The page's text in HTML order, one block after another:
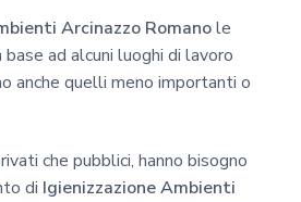
Arcinazzo Romanole
ad alcuni luoghi di lavoro
anche quelli meno importanti o
che pubblici, hanno bisogno
di Igienizzazione Ambienti